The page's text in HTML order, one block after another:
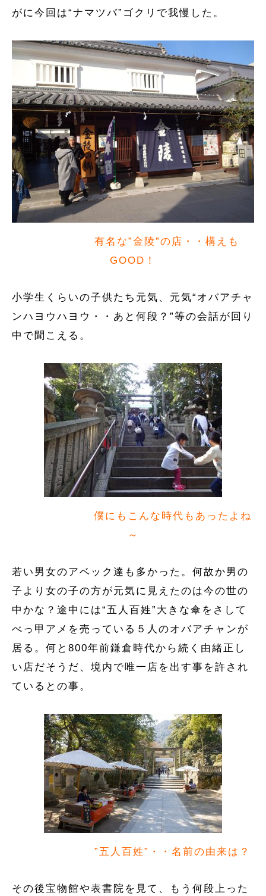
がに今回は“ナマツバ”ゴクリで我慢した。
有名な”金陵”の店・・構えも
GOOD！
小学生くらいの子供たち元気、元気“オバアチャ
ンハヨウハヨウ・・あと何段？”等の会話が回り
中で聞こえる。
僕にもこんな時代もあったよね
～
若い男女のアベック達も多かった。何故か男の
子より女の子の方が元気に見えたのは今の世の
中かな？途中には“五人百姓”大きな傘をさして
べっ甲アメを売っている５人のオバアチャンが
居る。何と800年前鎌倉時代から続く由緒正し
い店だそうだ、境内で唯一店を出す事を許され
ているとの事。
”五人百姓”・・名前の由来は？
その後宝物館や表書院を見て、もう何段上った